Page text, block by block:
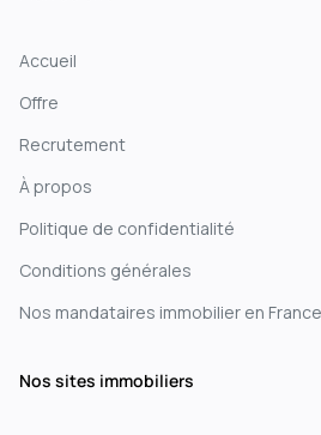
Accueil
Offre
Recrutement
À propos
Politique de confidentialité
Conditions générales
Nos mandataires immobilier en France
Nos sites immobiliers